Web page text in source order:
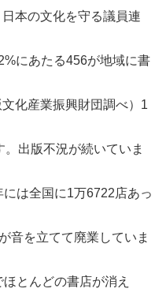
本の文化を守る議員連
にあたる456が地域に書
化産業振興財団調べ）1
出版不況が続いていま
は全国に1万6722店あっ
音を立てて廃業していま
とんどの書店が消え